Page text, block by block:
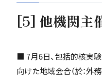
[5] 他機関主
■ 7月6日、包括的核実
向けた地域会合（於：外